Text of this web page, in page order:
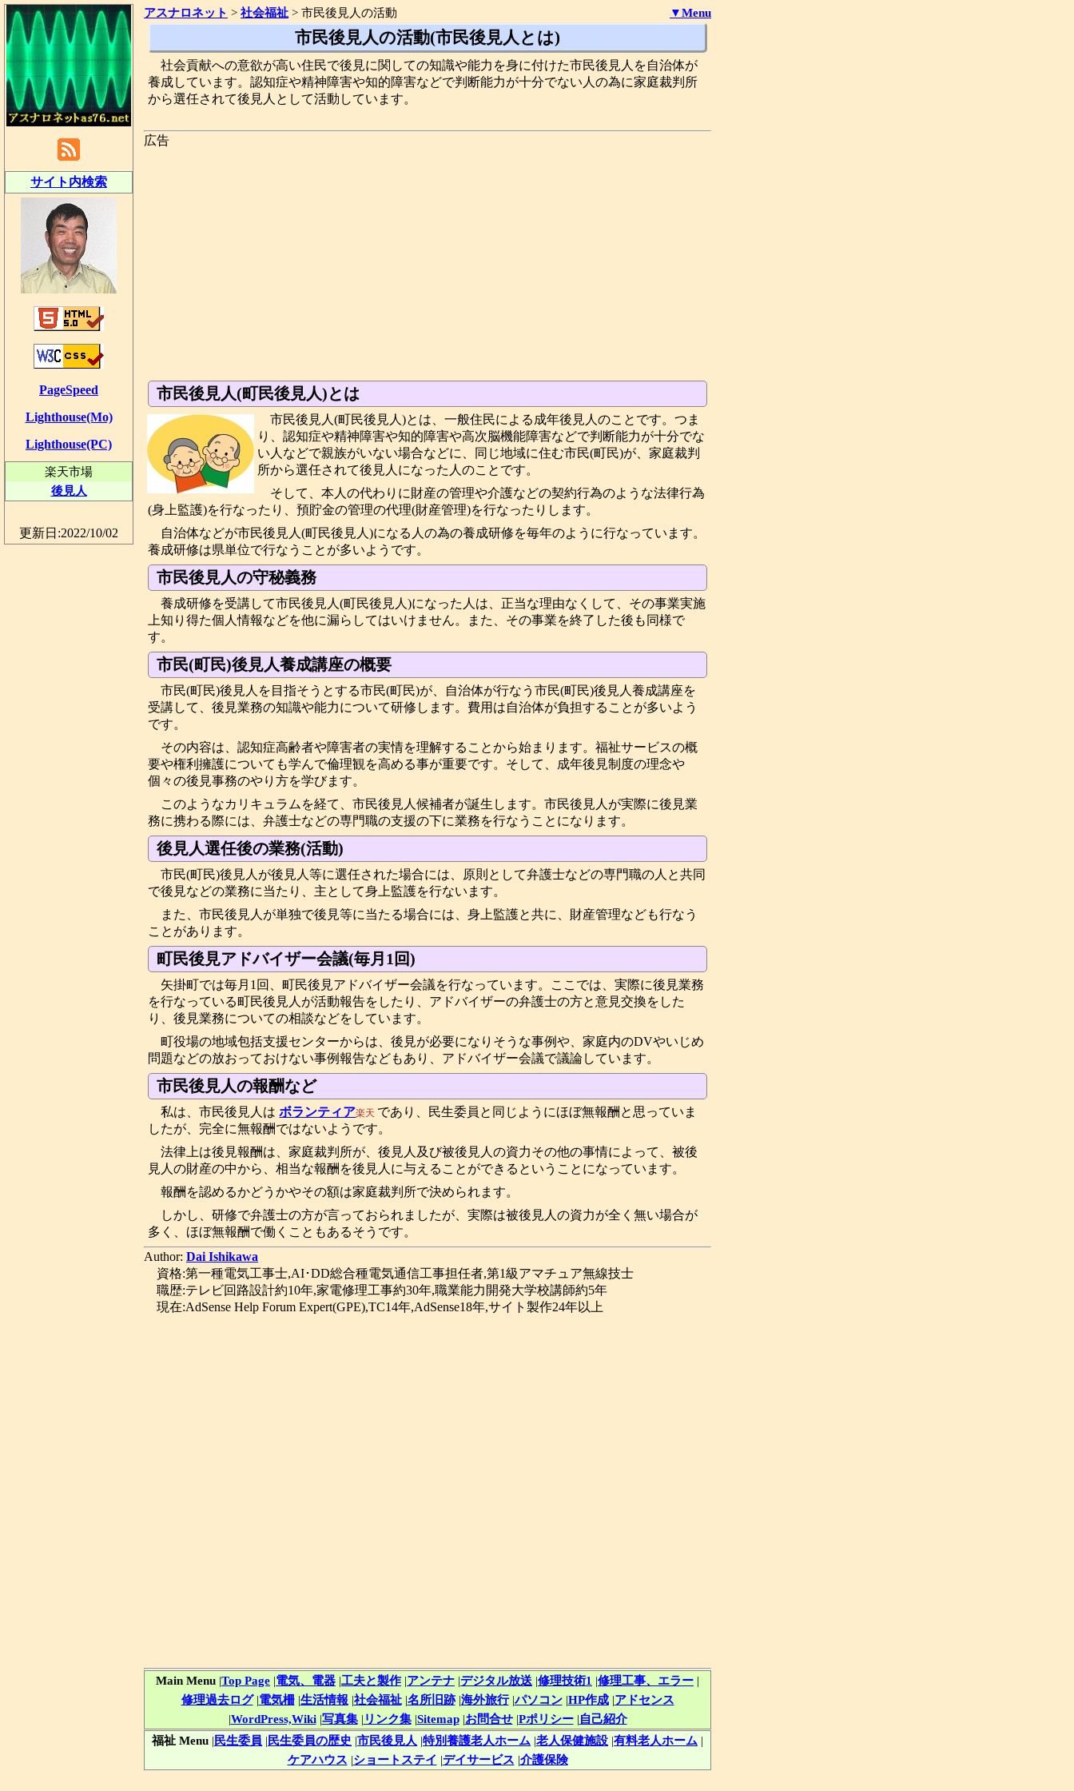
アスナロネット > 社会福祉 > 市民後見人の活動 ▼Menu
市民後見人の活動(市民後見人とは)
社会貢献への意欲が高い住民で後見に関しての知識や能力を身に付けた市民後見人を自治体が
養成しています。認知症や精神障害や知的障害などで判断能力が十分でない人の為に家庭裁判所
から選任されて後見人として活動しています。
広告
市民後見人(町民後見人)とは
市民後見人(町民後見人)とは、一般住民による成年後見人のことです。つま
り、認知症や精神障害や知的障害や高次脳機能障害などで判断能力が十分でな
い人などで親族がいない場合などに、同じ地域に住む市民(町民)が、家庭裁判
所から選任されて後見人になった人のことです。
そして、本人の代わりに財産の管理や介護などの契約行為のような法律行為
(身上監護)を行なったり、預貯金の管理の代理(財産管理)を行なったりします。
自治体などが市民後見人(町民後見人)になる人の為の養成研修を毎年のように行なっています。
養成研修は県単位で行なうことが多いようです。
市民後見人の守秘義務
養成研修を受講して市民後見人(町民後見人)になった人は、正当な理由なくして、その事業実施
上知り得た個人情報などを他に漏らしてはいけません。また、その事業を終了した後も同様で
す。
市民(町民)後見人養成講座の概要
市民(町民)後見人を目指そうとする市民(町民)が、自治体が行なう市民(町民)後見人養成講座を
受講して、後見業務の知識や能力について研修します。費用は自治体が負担することが多いよう
です。
その内容は、認知症高齢者や障害者の実情を理解することから始まります。福祉サービスの概
要や権利擁護についても学んで倫理観を高める事が重要です。そして、成年後見制度の理念や
個々の後見事務のやり方を学びます。
このようなカリキュラムを経て、市民後見人候補者が誕生します。市民後見人が実際に後見業
務に携わる際には、弁護士などの専門職の支援の下に業務を行なうことになります。
後見人選任後の業務(活動)
市民(町民)後見人が後見人等に選任された場合には、原則として弁護士などの専門職の人と共同
で後見などの業務に当たり、主として身上監護を行ないます。
また、市民後見人が単独で後見等に当たる場合には、身上監護と共に、財産管理なども行なう
ことがあります。
町民後見アドバイザー会議(毎月1回)
矢掛町では毎月1回、町民後見アドバイザー会議を行なっています。ここでは、実際に後見業務
を行なっている町民後見人が活動報告をしたり、アドバイザーの弁護士の方と意見交換をした
り、後見業務についての相談などをしています。
町役場の地域包括支援センターからは、後見が必要になりそうな事例や、家庭内のDVやいじめ
問題などの放おっておけない事例報告などもあり、アドバイザー会議で議論しています。
市民後見人の報酬など
私は、市民後見人はボランティア楽天 であり、民生委員と同じようにほぼ無報酬と思っていま
したが、完全に無報酬ではないようです。
法律上は後見報酬は、家庭裁判所が、後見人及び被後見人の資力その他の事情によって、被後
見人の財産の中から、相当な報酬を後見人に与えることができるということになっています。
報酬を認めるかどうかやその額は家庭裁判所で決められます。
しかし、研修で弁護士の方が言っておられましたが、実際は被後見人の資力が全く無い場合が
多く、ほぼ無報酬で働くこともあるそうです。
Author: Dai Ishikawa
資格:第一種電気工事士,AI･DD総合種電気通信工事担任者,第1級アマチュア無線技士
職歴:テレビ回路設計約10年,家電修理工事約30年,職業能力開発大学校講師約5年
現在:AdSense Help Forum Expert(GPE),TC14年,AdSense18年,サイト製作24年以上
Main Menu |Top Page |電気、電器 |工夫と製作 |アンテナ |デジタル放送 |修理技術1 |修理工事、エラー |
修理過去ログ|電気柵|生活情報 |社会福祉|名所旧跡|海外旅行|パソコン|HP作成|アドセンス
|WordPress,Wiki|写真集| リンク集|Sitemap|お問合せ|Pポリシー|自己紹介
福祉 Menu | 民生委員 | 民生委員の歴史 |市民後見人 |特別養護老人ホーム |老人保健施設 |有料老人ホーム |
ケアハウス |ショートステイ |デイサービス |介護保険
サイト内検索
PageSpeed
Lighthouse(Mo)
Lighthouse(PC)
楽天市場
後見人
更新日:2022/10/02